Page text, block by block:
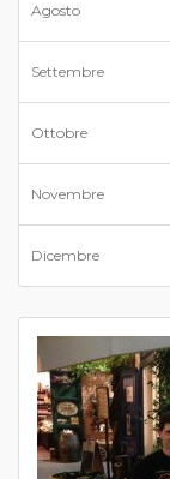
Agosto
Settembre
Ottobre
Novembre
Dicembre